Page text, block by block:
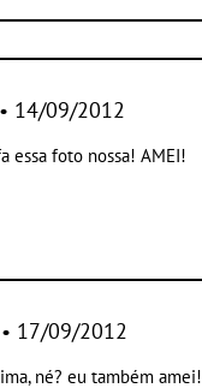
• 14/09/2012
essa foto nossa! AMEI!
• 17/09/2012
né? eu também amei!